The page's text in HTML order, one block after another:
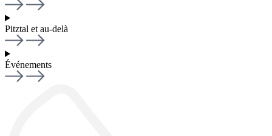
Pitztal et au-delà
Événements